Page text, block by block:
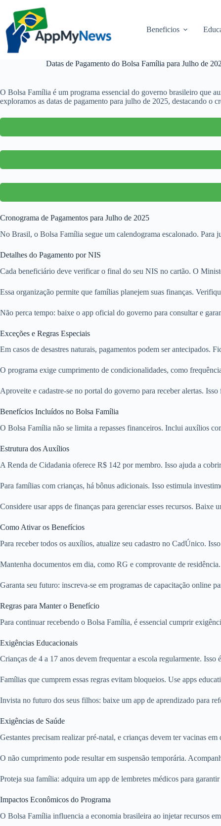
conteúdo
Beneficios
Datas de Pagamento do Bolsa Família para Julho de
O Bolsa Família é um programa essencial do governo brasileiro que
exploramos as datas de pagamento para julho de 2025, destacando
Cronograma de Pagamentos para Julho de 2025
No Brasil, o Bolsa Família segue um calendograma escalonado.
Detalhes do Pagamento por NIS
Cada beneficiário deve verificar o final do seu NIS no cartão. O
Essa organização permite que famílias planejem suas finanças.
Não perca tempo: baixe o app oficial do governo para consultar e
Exceções e Regras Especiais
Em casos de desastres naturais, pagamentos podem ser antecipados.
O programa exige cumprimento de condicionalidades, como
Aproveite e cadastre-se no portal do governo para receber alertas.
Benefícios Incluídos no Bolsa Família
O Bolsa Família não se limita a repasses financeiros. Inclui auxílios
Estrutura dos Auxílios
A Renda de Cidadania oferece R$ 142 por membro. Isso ajuda a
Para famílias com crianças, há bônus adicionais. Isso estimula
Considere usar apps de finanças para gerenciar esses recursos. Baixe
Como Ativar os Benefícios
Para receber todos os auxílios, atualize seu cadastro no CadÚnico.
Mantenha documentos em dia, como RG e comprovante de
Garanta seu futuro: inscreva-se em programas de capacitação online
Regras para Manter o Benefício
Para continuar recebendo o Bolsa Família, é essencial cumprir
Exigências Educacionais
Crianças de 4 a 17 anos devem frequentar a escola regularmente.
Famílias que cumprem essas regras evitam bloqueios. Use apps
Invista no futuro dos seus filhos: baixe um app de aprendizado para
Exigências de Saúde
Gestantes precisam realizar pré-natal, e crianças devem ter vacinas
O não cumprimento pode resultar em suspensão temporária.
Proteja sua família: adquira um app de lembretes médicos para
Impactos Econômicos do Programa
O Bolsa Família influencia a economia brasileira ao injetar recursos